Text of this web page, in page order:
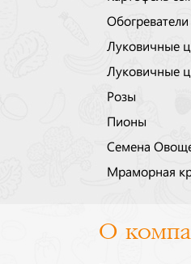
Обогреватели
Луковичные
Луковичные
Розы
Пионы
Семена
Мраморная
О